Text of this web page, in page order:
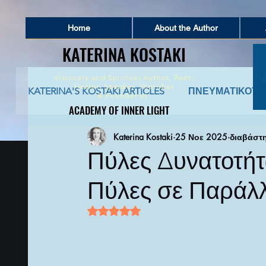
Home About the Author
KATERINA KOSTAKI
KATERINA KOSTAKI
Visionary and Spiritual Author, Poet,
Healer, Speaker, Youtuber
&Founder of
ACADEMY OF INNER LIGHT
ACADEMY OF INNER LIGHT
KATERINA'S KOSTAKI ARTICLES
ΠΝΕΥΜΑΤΙΚΗ ΣΥΜΒΟΥΛΕΥΤΙΚΗ ΑΡΧΑΙΑ
ΚΑΤΑΘΕΣΗ ΨΥΧΗΣ ΚΑΙ ΑΦΗΓΗΣΕΙΣ ΖΩΗΣ
Πύλες
Πύλες σε
Katerina Kostaki 25 Νοε 2025
Βαθμολογήθηκε με NaN από 5 αστέρια.